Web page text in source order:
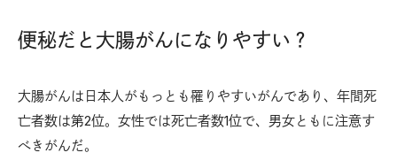
便秘だと大腸がんになりやすい？
大腸がんは日本人がもっとも罹りやすいがんであり、年間死
亡者数は第2位。女性では死亡者数1位で、男女ともに注意す
べきがんだ。